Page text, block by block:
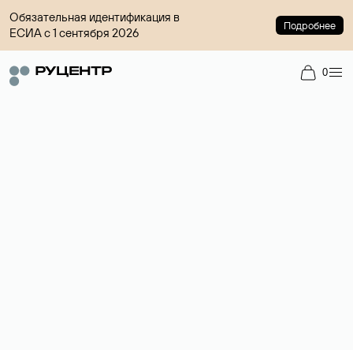
Обязательная идентификация в
ЕСИА с 1 сентября 2026
Подробнее
0